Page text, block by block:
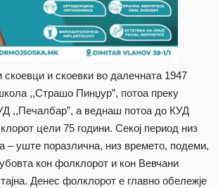
и скоевки во далечната 1947
,,Страшо Пинџур”, потоа преку
,,Печалбар”, а веднаш потоа до КУД
цели 75 години. Секој период низ
– уште поразлична, низ времето, подеми,
кон фолклорот и кон Вевчани
Денес фолклорот е главно обележје